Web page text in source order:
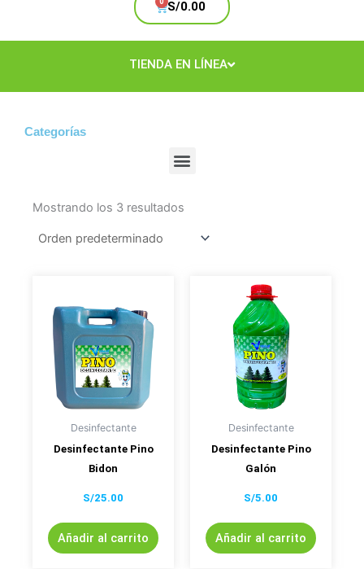
S/0.00
Cart
TIENDA EN LÍNEA
Categorías
Menu
Mostrando los 3 resultados
Desinfectante
Desinfectante Pino
Bidon
S/25.00
Añadir al carrito
Desinfectante
Desinfectante Pino
Galón
S/5.00
Añadir al carrito